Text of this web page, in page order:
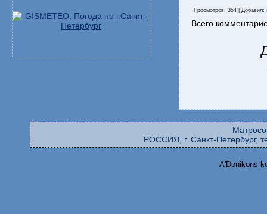
Просмотров: 354 | Добавил:
Всего
РОССИЯ, г. Санкт-Петербург,
A'Donikons